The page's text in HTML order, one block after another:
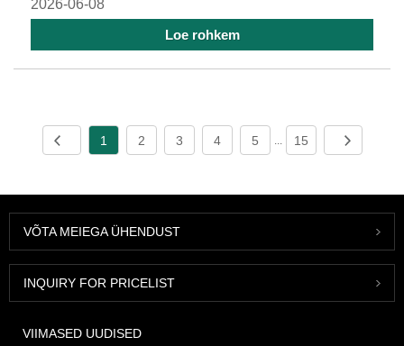
2026-06-08
Loe rohkem
1 2 3 4 5 ... 15
VÕTA MEIEGA ÜHENDUST
INQUIRY FOR PRICELIST
VIIMASED UUDISED